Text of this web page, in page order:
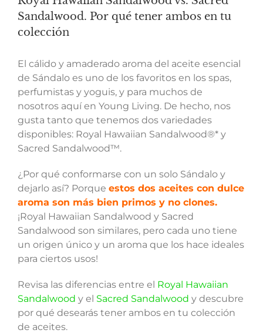
Sandalwood. Por qué tener ambos en tu
colección
El cálido y amaderado aroma del aceite esencial
de Sándalo es uno de los favoritos en los spas,
perfumistas y yoguis, y para muchos de
nosotros aquí en Young Living. De hecho, nos
gusta tanto que tenemos dos variedades
disponibles: Royal Hawaiian Sandalwood®* y
Sacred Sandalwood™.
¿Por qué conformarse con un solo Sándalo y
dejarlo así? Porque estos dos aceites con dulce
aroma son más bien primos y no clones.
¡Royal Hawaiian Sandalwood y Sacred
Sandalwood son similares, pero cada uno tiene
un origen único y un aroma que los hace ideales
para ciertos usos!
Revisa las diferencias entre el Royal Hawaiian
Sandalwood y el Sacred Sandalwood y descubre
por qué desearás tener ambos en tu colección
de aceites.